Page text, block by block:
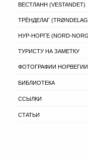
ВЕСТЛАНН (VESTANDET)
ТРЁНДЕЛАГ
НУР-НОРГЕ (NORD-
ТУРИСТУ НА ЗАМЕТКУ
ФОТОГРАФИИ НОРВЕГИИ
БИБЛИОТЕКА
ССЫЛКИ
СТАТЬИ